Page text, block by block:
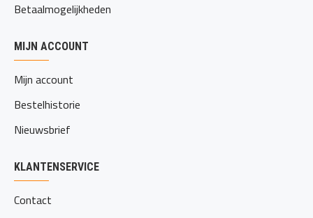
Betaalmogelijkheden
MIJN ACCOUNT
Mijn account
Bestelhistorie
Nieuwsbrief
KLANTENSERVICE
Contact